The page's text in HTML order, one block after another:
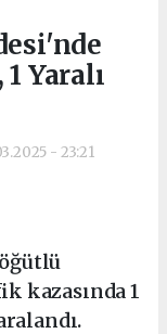
Yaralı
- 23:21
kazasında 1